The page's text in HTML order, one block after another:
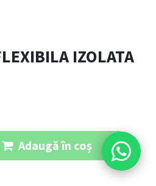
IZOLATA
Adaugă în coș